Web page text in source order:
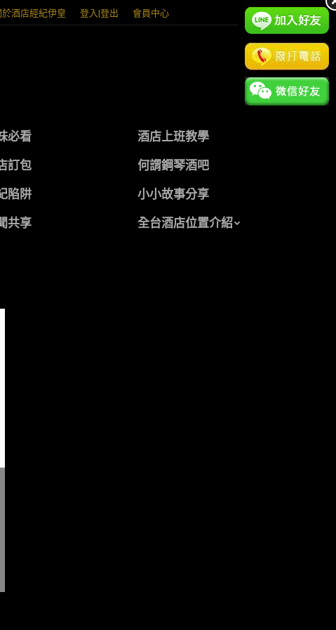
於酒店經紀伊皇 登入|登出 會員中心
必看 酒店上班教學
訂包 何謂鋼琴酒吧
陷阱 小小故事分享
共享 全台酒店位置介紹